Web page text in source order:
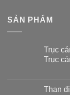
SẢN PHẨM
Trục
Trục
Than